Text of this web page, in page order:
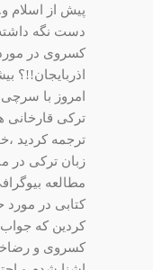
پیش از اسلام
دست نگه
کسروی در
اذربایجان!!؟
امروز با
ترکی قارخانی
ترجمه کردید
زبان ترکی در
مطالعه
کتابی در
کردین که
کسروی و